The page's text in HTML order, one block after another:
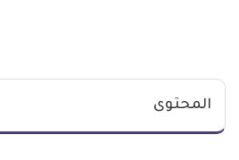
المحتوى